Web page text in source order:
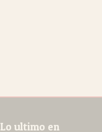
Lo ultimo en